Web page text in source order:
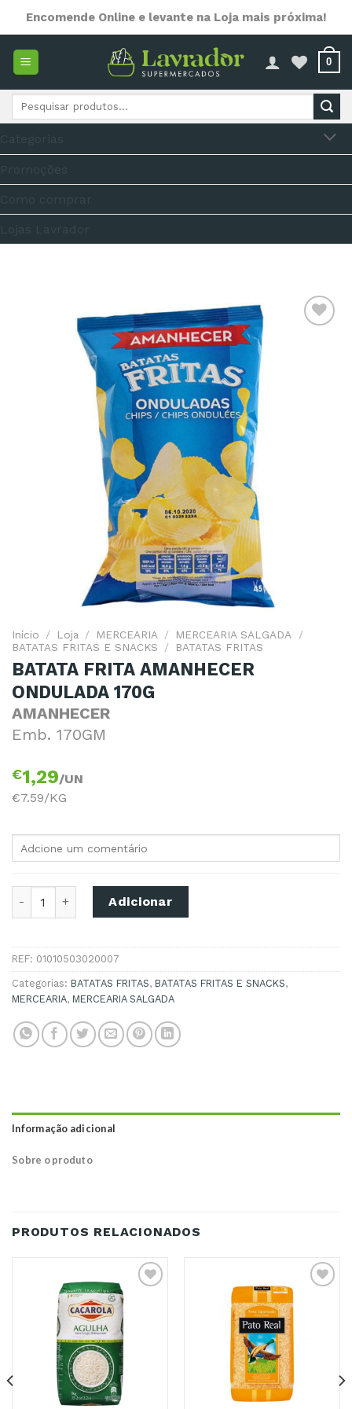
content
Encomende Online e levante na Loja mais próxima!
0
Pesquisar
Início / Loja / MERCEARIA / MERCEARIA SALGADA
/
BATATAS FRITAS E SNACKS
/ BATATAS FRITAS
BATATA FRITA AMANHECER
ONDULADA 170G
AMANHECER
Emb. 170GM
€1,29/UN
€7.59/KG
Quantidade de BATATA FRITA AMANHECER ONDULADA
Adicionar
REF: 01010503020007
Categorias: BATATAS FRITAS, BATATAS FRITAS E SNACKS,
MERCEARIA, MERCEARIA SALGADA
Informação adicional
Sobre o produto
PRODUTOS RELACIONADOS
Adicionar
Favoritos
Adicionar
Favoritos